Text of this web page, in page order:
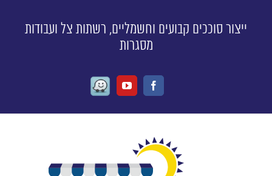
ייצור סוככים קבועים וחשמליים, רשתות צל ועבודות
מסגרות
Facebook
Youtube
Waze